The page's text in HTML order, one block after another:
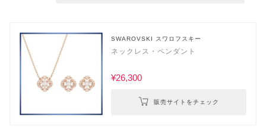
SWAROVSKI スワロフスキー
ネックレス・ペンダント
¥26,300
販売サイトをチェック